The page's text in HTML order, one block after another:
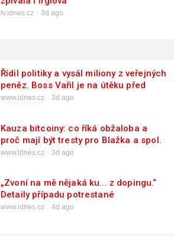
tv.idnes.cz 3d ago
Řídil politiky a vysál miliony z veřejných
peněz. Boss Vařil je na útěku před
soudem
www.idnes.cz 3d ago
Kauza bitcoiny: co říká obžaloba a
proč mají být tresty pro Blažka a spol.
tak tvrdé
www.idnes.cz 3d ago
„Zvoní na mě nějaká ku... z dopingu.“
Detaily případu potrestané
Vondroušové
www.idnes.cz 4d ago